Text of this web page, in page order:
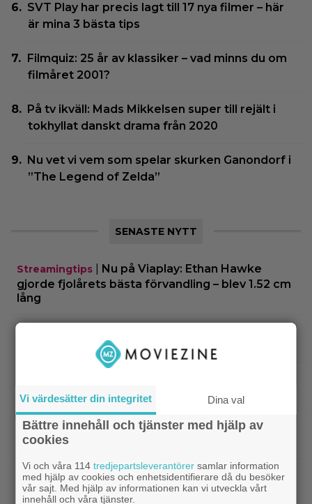
SVT Play har precis lagt till 17 nya filmer – här
är mina 3 bästa tips
Filmquiz: 25 år av klassiker – vad minns du om
filmåret 2001?
På tv ikväll: Mads Mikkelsen super till rejält i
tokhyllat danskt drama från 2020
Nu vet vi vem som spelar skurken Ganondorf i
”The Legend of Zelda”
SENASTE NYTT
Streamingtips
Nu på Viaplay: Ethan Hawke
gjorde fjolårets bästa förvandling – blev 1.52 cm
lång
släpptes 2020: ”Fantastisk spelvärld”
helgen – finns något för alla!
Trivia|Thrillern med Katherine Heigl sålde bara
6 biobiljetter – historiens lägsta intäkter
Dokumentär|Från skaparen av ”Tiger King”:
HBO-dokumentär om reptilsmuggling hyllas
Vi värdesätter din integritet Dina val
Bättre innehåll och tjänster med hjälp av
cookies
Vi och våra 114tredjepartsleverantörer samlar information
med hjälp av cookies och enhetsidentifierare då du besöker
vår sajt. Med hjälp av informationen kan vi utveckla vårt
innehåll och våra tjänster.